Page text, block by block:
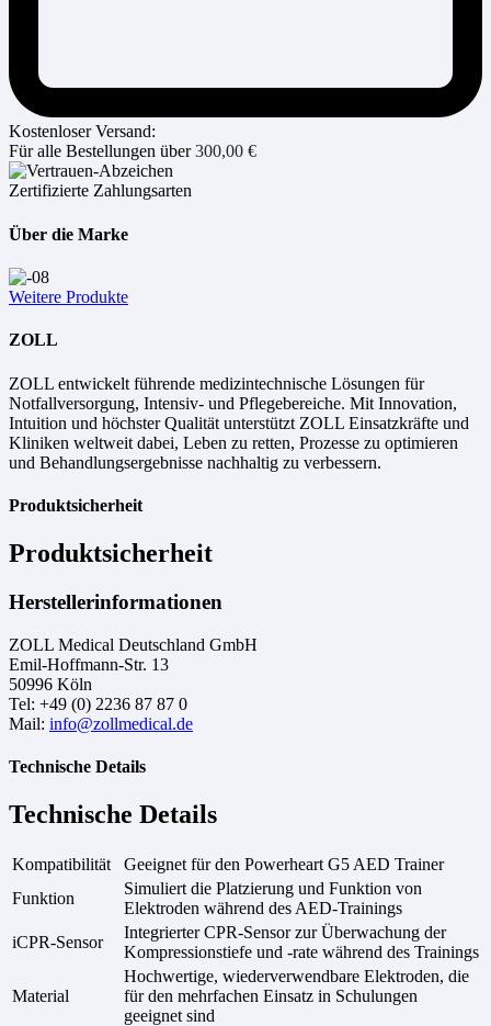
Kostenloser Versand:
Für alle Bestellungen über300,00 €
Zertifizierte Zahlungsarten
Über die Marke
Weitere Produkte
ZOLL
ZOLL entwickelt führende medizintechnische Lösungen für
Notfallversorgung, Intensiv- und Pflegebereiche. Mit Innovation,
Intuition und höchster Qualität unterstützt ZOLL Einsatzkräfte und
Kliniken weltweit dabei, Leben zu retten, Prozesse zu optimieren
und Behandlungsergebnisse nachhaltig zu verbessern.
Produktsicherheit
Produktsicherheit
Herstellerinformationen
ZOLL Medical Deutschland GmbH
Emil-Hoffmann-Str. 13
50996 Köln
Tel: +49 (0) 2236 87 87 0
Mail: info@zollmedical.de
Technische Details
Technische Details
Kompatibilität
Geeignet für den Powerheart G5 AED Trainer
Funktion
Simuliert die Platzierung und Funktion von
Elektroden während des AED-Trainings
iCPR-Sensor
Integrierter CPR-Sensor zur Überwachung der
Kompressionstiefe und -rate während des Trainings
Material
Hochwertige, wiederverwendbare Elektroden, die
für den mehrfachen Einsatz in Schulungen
geeignet sind